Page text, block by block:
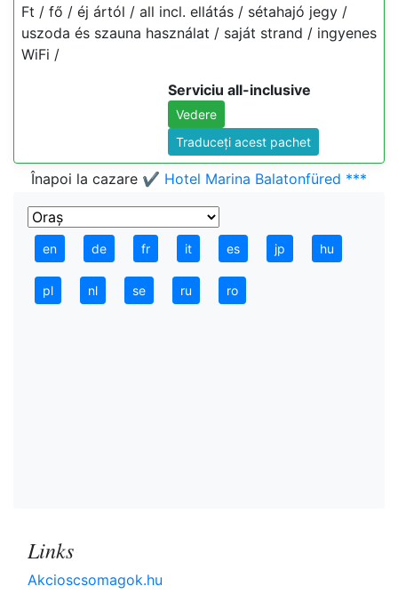
Ft / fő / éj ártól / all incl. ellátás / sétahajó jegy /
uszoda és szauna használat / saját strand / ingyenes
WiFi /
Serviciu all-inclusive
Vedere
Traduceți acest pachet
Înapoi la cazare ✔️ Hotel Marina Balatonfüred ***
en de fr it es jp hu
pl nl se ru ro
Links
Akcioscsomagok.hu